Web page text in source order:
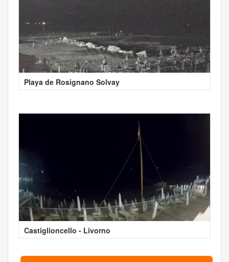
Playa de Rosignano Solvay
Castiglioncello - Livorno